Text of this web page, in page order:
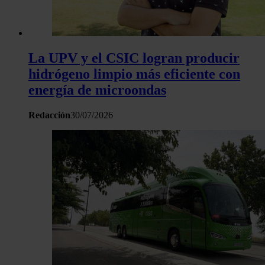
haya proporcionado o que hayan recopilado a partir del uso
hecho de sus servicios.
La UPV y el CSIC logran producir
hidrógeno limpio más eficiente con
energía de microondas
Redacción30/07/2026